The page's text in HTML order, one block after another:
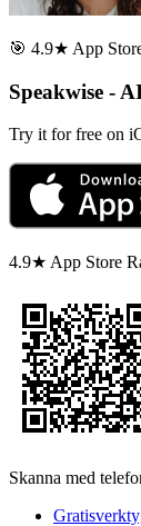
🎯 4.9★ App
Speakwise -
Try it for free on
4.9★ App Store
Skanna med